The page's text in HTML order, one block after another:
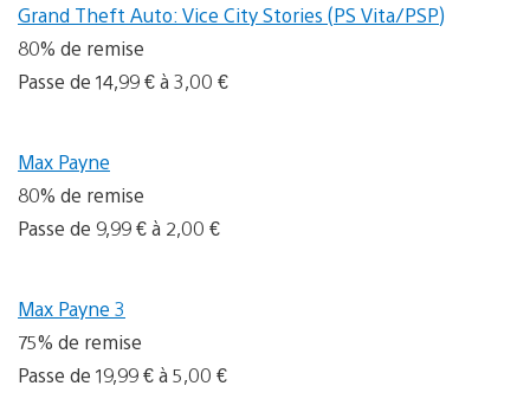
Grand Theft Auto: Vice City Stories (PS Vita/PSP)
80% de remise
Passe de 14,99 € à 3,00 €
Max Payne
80% de remise
Passe de 9,99 € à 2,00 €
Max Payne 3
75% de remise
Passe de 19,99 € à 5,00 €